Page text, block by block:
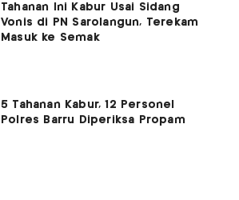
Tahanan Ini Kabur Usai Sidang
Vonis di PN Sarolangun, Terekam
Masuk ke Semak
5 Tahanan Kabur, 12 Personel
Polres Barru Diperiksa Propam